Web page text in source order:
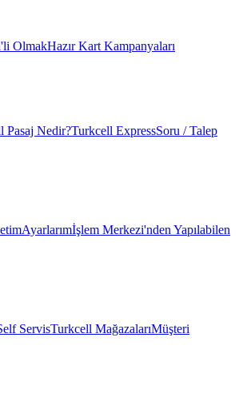
OlmakHazır Kart Kampanyaları
Pasaj Nedir?Turkcell ExpressSoru / Talep
Ayarlarımİşlem Merkezi'nden Yapılabilen
ServisTurkcell MağazalarıMüşteri